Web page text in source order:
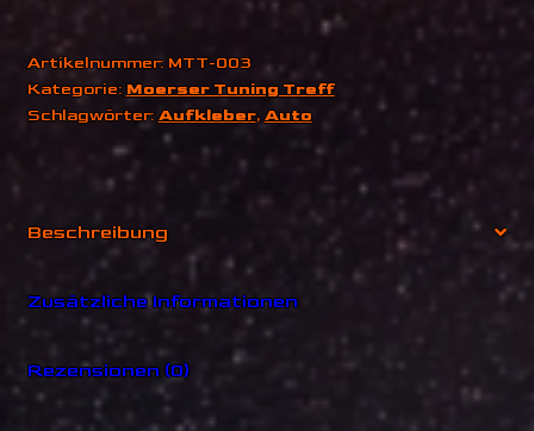
Artikelnummer: MTT-003
Kategorie: Moerser Tuning Treff
Schlagwörter: Aufkleber, Auto
Beschreibung
Zusätzliche Informationen
Rezensionen (0)